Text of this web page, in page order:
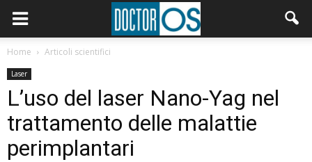
Home Articoli scientifici
Laser
L’uso del laser Nano-Yag nel
trattamento delle malattie
perimplantari